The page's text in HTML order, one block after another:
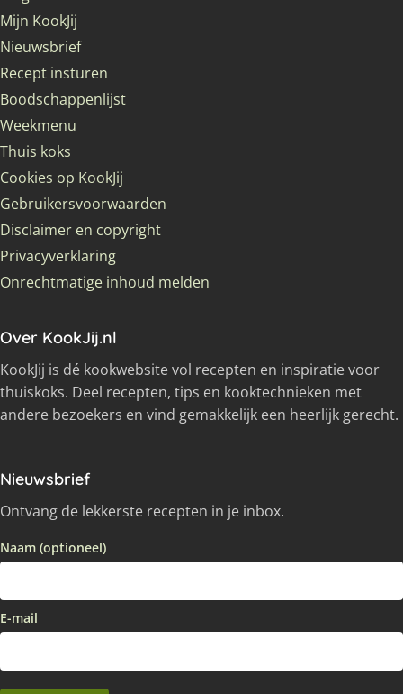
Mijn KookJij
Nieuwsbrief
Recept insturen
Boodschappenlijst
Weekmenu
Thuis koks
Cookies op KookJij
Gebruikersvoorwaarden
Disclaimer en copyright
Privacyverklaring
Onrechtmatige inhoud melden
Over KookJij.nl
KookJij is dé kookwebsite vol recepten en inspiratie voor
thuiskoks. Deel recepten, tips en kooktechnieken met
andere bezoekers en vind gemakkelijk een heerlijk gerecht.
Nieuwsbrief
Ontvang de lekkerste recepten in je inbox.
Naam (optioneel)
E-mail